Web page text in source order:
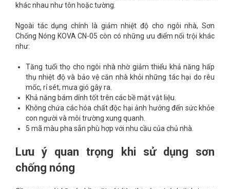
khác nhau như tôn hoặc tường.
Ngoài tác dụng chính là giảm nhiệt độ cho ngôi nhà, Sơn
Chống Nóng KOVA CN-05 còn có những ưu điểm nổi trội khác
như:
Tăng tuổi thọ cho ngôi nhà nhờ giảm thiểu khả năng hấp
thụ nhiệt độ và bảo vệ căn nhà khỏi những tác hại do rêu
mốc, rỉ sét, mưa gió gây ra.
Khả năng bám dính tốt trên các bề mặt vật liệu.
Không chứa các hóa chất độc hại ảnh hưởng đến sức khỏe
con người và môi trường xung quanh.
5 mã màu pha sẵn phù hợp với nhu cầu của chủ nhà.
Lưu ý quan trọng khi sử dụng sơn
chống nóng